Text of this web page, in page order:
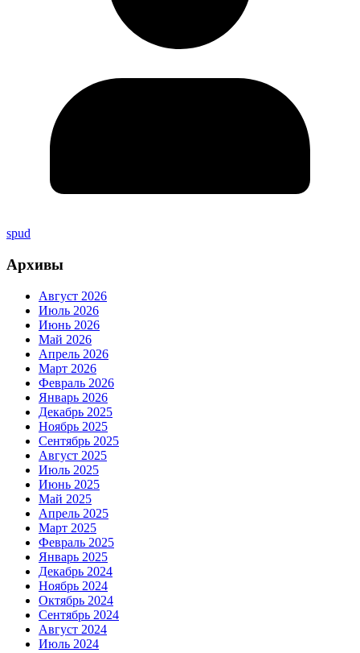
spud
Архивы
Август 2026
Июль 2026
Июнь 2026
Май 2026
Апрель 2026
Март 2026
Февраль 2026
Январь 2026
Декабрь 2025
Ноябрь 2025
Сентябрь 2025
Август 2025
Июль 2025
Июнь 2025
Май 2025
Апрель 2025
Март 2025
Февраль 2025
Январь 2025
Декабрь 2024
Ноябрь 2024
Октябрь 2024
Сентябрь 2024
Август 2024
Июль 2024